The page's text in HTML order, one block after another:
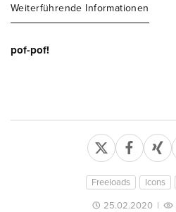
Weiterführende Informationen
pof-pof!
Freeloads Icons
25.02.2020|